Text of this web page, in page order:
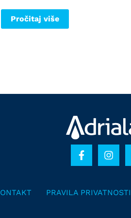
Pročitaj više
PRAVILA PRIVATNOSTI